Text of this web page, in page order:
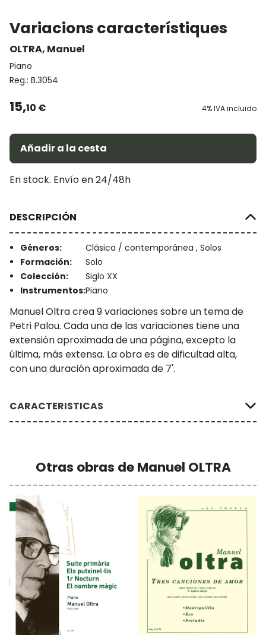
Variacions característiques
OLTRA, Manuel
Piano
Reg.: B.3054
15,10 € 4% IVA incluido
Añadir a la cesta
En stock. Envío en 24/48h
DESCRIPCIÓN
Géneros:
Clásica / contemporánea , Solos
Formación:
Solo
Colección:
Siglo XX
Instrumentos:Piano
Manuel Oltra crea 9 variaciones sobre un tema de
Petri Palou. Cada una de las variaciones tiene una
extensión aproximada de una página, excepto la
última, más extensa. La obra es de dificultad alta,
con una duración aproximada de 7'.
CARACTERISTICAS
Otras obras de Manuel OLTRA